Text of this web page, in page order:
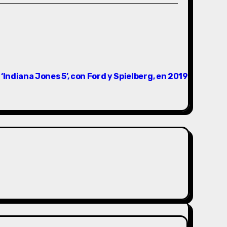
‘Indiana Jones 5’, con Ford y Spielberg, en 2019